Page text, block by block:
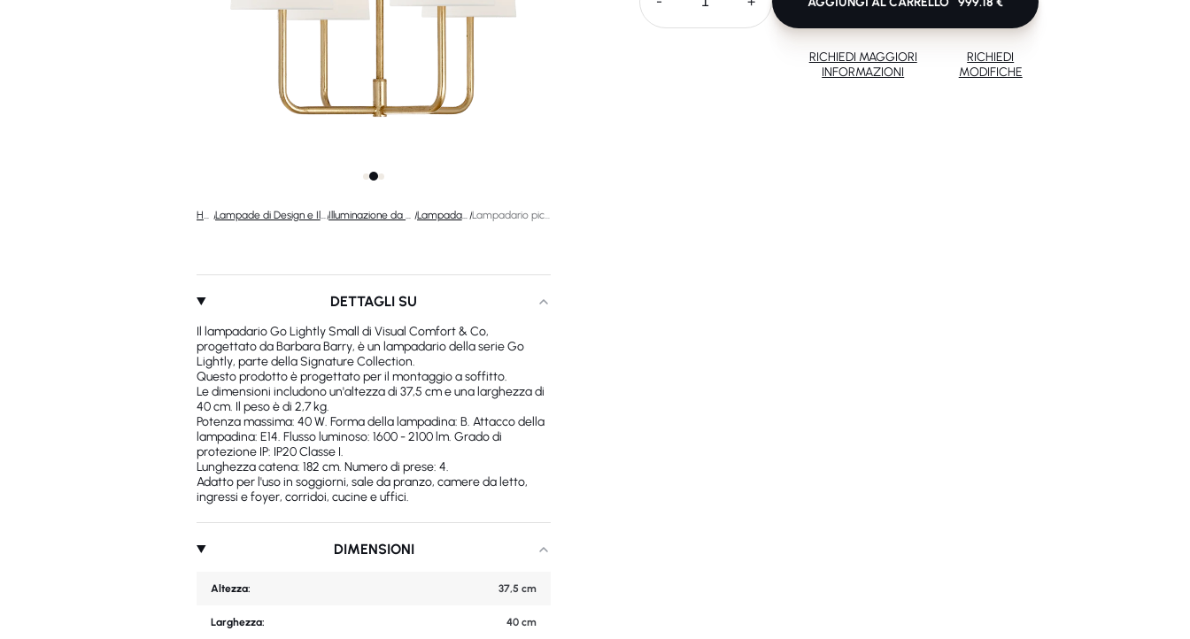
Home / Lampade di Design e Illuminazione di Lusso / Illuminazione da soffitto di design / Lampadari di design / Lampadario piccola Go Lightly
DETTAGLI SU
Il lampadario Go Lightly Small di Visual Comfort & Co,
progettato da Barbara Barry, è un lampadario della serie Go
Lightly, parte della Signature Collection.
Questo prodotto è progettato per il montaggio a soffitto.
Le dimensioni includono un'altezza di 37,5 cm e una larghezza di
40 cm. Il peso è di 2,7 kg.
Potenza massima: 40 W. Forma della lampadina: B. Attacco della
lampadina: E14. Flusso luminoso: 1600 - 2100 lm. Grado di
protezione IP: IP20 Classe I.
Lunghezza catena: 182 cm. Numero di prese: 4.
Adatto per l'uso in soggiorni, sale da pranzo, camere da letto,
ingressi e foyer, corridoi, cucine e uffici.
DIMENSIONI
Altezza: 37,5 cm
Larghezza: 40 cm
RICHIEDI MAGGIORI
INFORMAZIONI
RICHIEDI
MODIFICHE